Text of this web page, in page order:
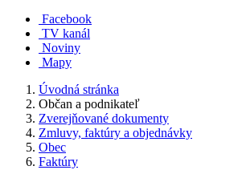
Facebook
TV kanál
Noviny
Mapy
Úvodná stránka
Občan a podnikateľ
Zverejňované dokumenty
Zmluvy, faktúry a objednávky
Obec
Faktúry